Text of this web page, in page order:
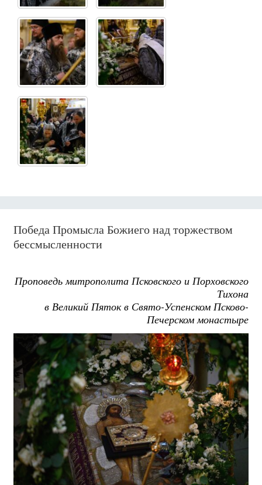
Победа Промысла Божиего над торжеством
бессмысленности
Проповедь митрополита Псковского и Порховского
Тихона
в Великий Пяток в Свято-Успенском Псково-
Печерском монастыре